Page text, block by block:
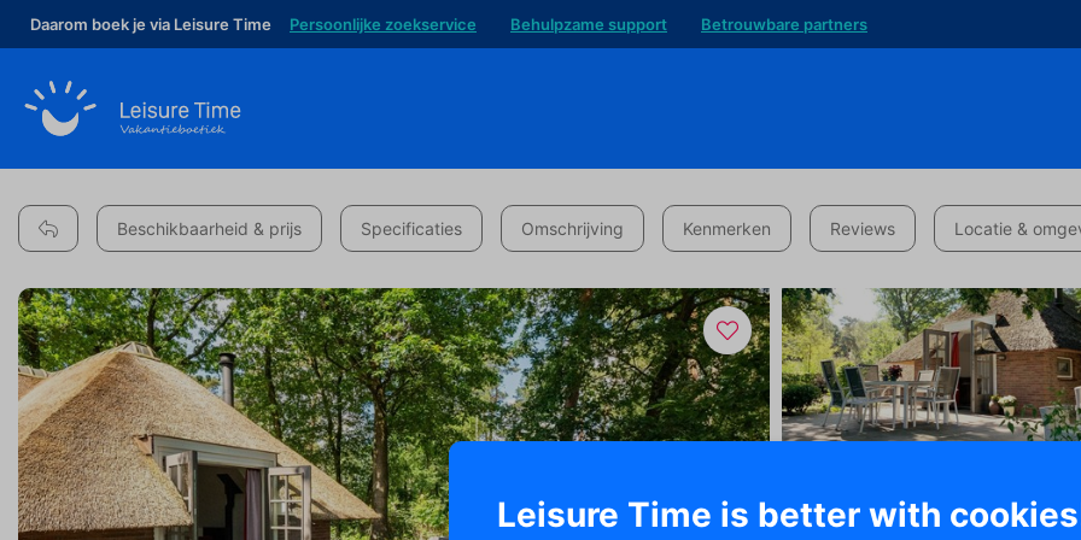
Daarom boek je via Leisure Time Persoonlijke zoekservice Behulpzame support Betrouwbare partners
Beschikbaarheid & prijs Specificaties Omschrijving Kenmerken Reviews Locatie &
Leisure Time is better with